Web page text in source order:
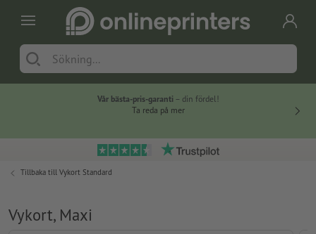
Vår bästa-pris-garanti – din fördel!
Ta reda på mer
Tillbaka till Vykort Standard
Vykort, Maxi